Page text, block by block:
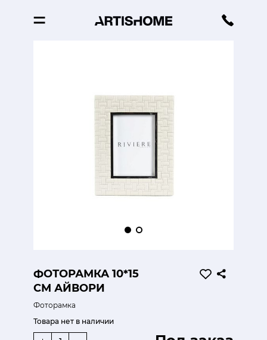
ФОТОРАМКА 10*15
СМ АЙВОРИ
Фоторамка
Товара нет в наличии